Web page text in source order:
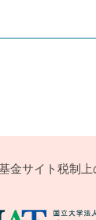
金サイト税制上